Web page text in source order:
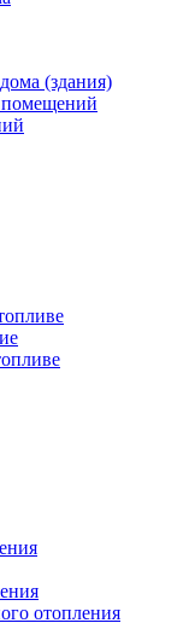
(здания)
помещений
отопления